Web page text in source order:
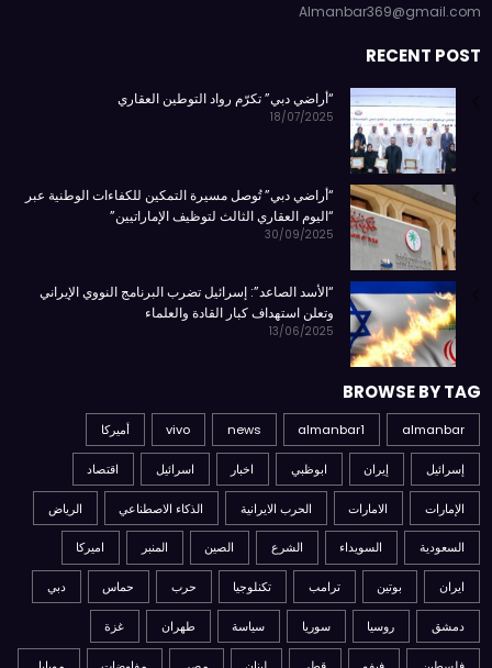
Almanbar369@gmail.com
RECENT POST
“أراضي دبي” تكرّم رواد التوطين العقاري
18/07/2025
“أراضي دبي” تُوصل مسيرة التمكين للكفاءات الوطنية عبر
“اليوم العقاري الثالث لتوظيف الإماراتيين”
30/09/2025
“الأسد الصاعد”: إسرائيل تضرب البرنامج النووي الإيراني
وتعلن استهداف كبار القادة والعلماء
13/06/2025
BROWSE BY TAG
almanbar
almanbar1
news
vivo أميركا
إسرائيل إيران ابوظبي اخبار اسرائيل اقتصاد
الإمارات الامارات الحرب الايرانية الذكاء الاصطناعي الرياض
السعودية السويداء الشرع الصين المنبر اميركا
ايران بوتين ترامب تكنلوجيا حرب حماس دبي
دمشق روسيا سوريا سياسة طهران غزة